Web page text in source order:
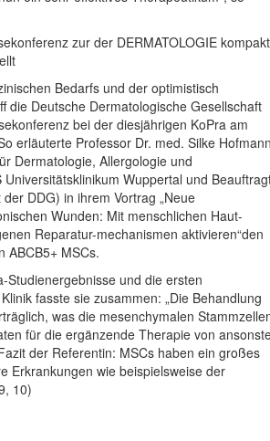
zur der DERMATOLOGIE
Bedarfs und der optimistisch
die Deutsche Dermatologische Gesellschaft
bei der diesjährigen KoPra am
erläuterte Professor Dr. med. Silke
Dermatologie, Allergologie und
Wuppertal und
DDG) in ihrem Vortrag „Neue
Wunden: Mit menschlichen Haut-
Reparatur-mechanismen aktivieren“den
ABCB5+ MSCs.
Studienergebnisse und die ersten
fasste sie zusammen: „Die Behandlung
was die mesenchymalen
für die ergänzende Therapie von
der Referentin: MSCs haben ein großes
Erkrankungen wie beispielsweise der
10)